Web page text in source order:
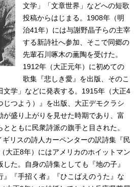
文学」「文章世界」などへの短歌
投稿からはじまる。1908年（明
治41年）には与謝野晶子らの主宰
する新詩社へ参加、そこで同郷の
先輩石川啄木の薫陶を受けた。
1912年（大正元年）に初めての
歌集『悲しき愛』を出版、そのこ
文学」などに発表する。1915年（大正4
じつよう）』を出版、大正デモクラシ
が盛り上がりを見せた時期であり、富
ともに民衆詩派の旗手と目された。
リスの詩人カーペンターの訳詩集『民
大正8年）にはアメリカのホイットマン
た。自身の詩集としても『地の子』
』『手招く者』『ひこばえのうた』な